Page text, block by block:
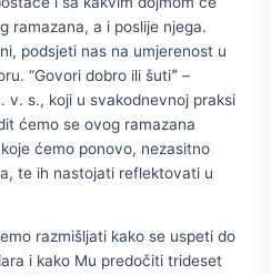
ramazana, a i poslije njega.
podsjeti nas na umjerenost u
“Govori dobro ili šutiˮ –
v. s., koji u svakodnevnoj praksi
ćemo se ovog ramazana
ćemo ponovo, nezasitno
te ih nastojati reflektovati u
razmišljati kako se uspeti do
i kako Mu predočiti trideset